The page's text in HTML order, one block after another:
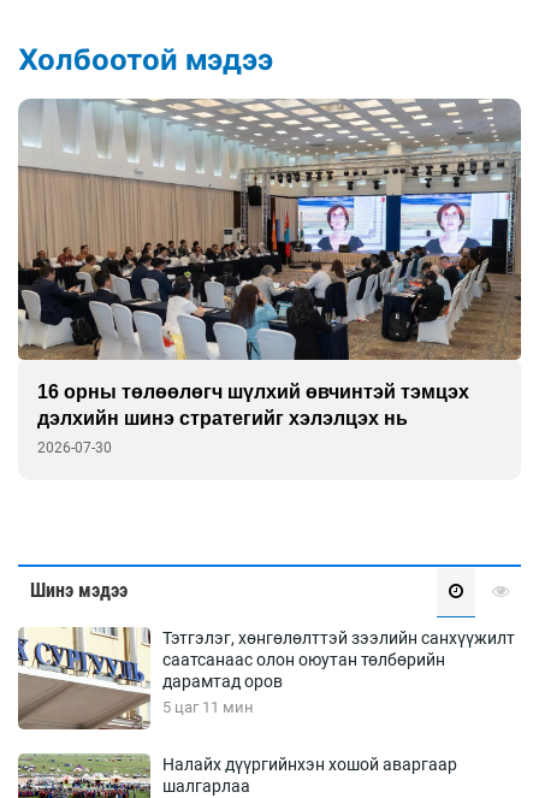
Холбоотой мэдээ
16 орны төлөөлөгч шүлхий өвчинтэй тэмцэх
дэлхийн шинэ стратегийг хэлэлцэх нь
2026-07-30
Шинэ мэдээ
Тэтгэлэг, хөнгөлөлттэй зээлийн санхүүжилт
саатсанаас олон оюутан төлбөрийн
дарамтад оров
5 цаг 11 мин
Налайх дүүргийнхэн хошой аваргаар
шалгарлаа